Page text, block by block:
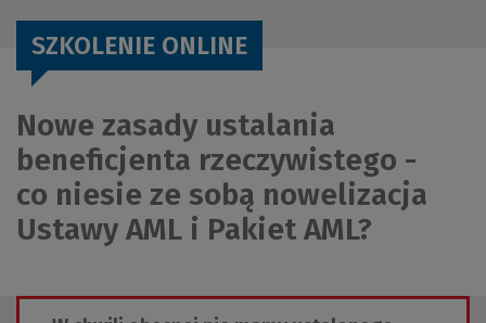
SZKOLENIE ONLINE
Nowe zasady ustalania
beneficjenta rzeczywistego -
co niesie ze sobą nowelizacja
Ustawy AML i Pakiet AML?